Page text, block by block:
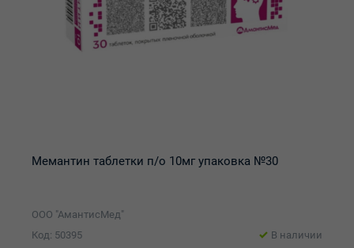
Мемантин таблетки п/о 10мг упаковка №30
ООО "АмантисМед"
Код: 50395
В наличии